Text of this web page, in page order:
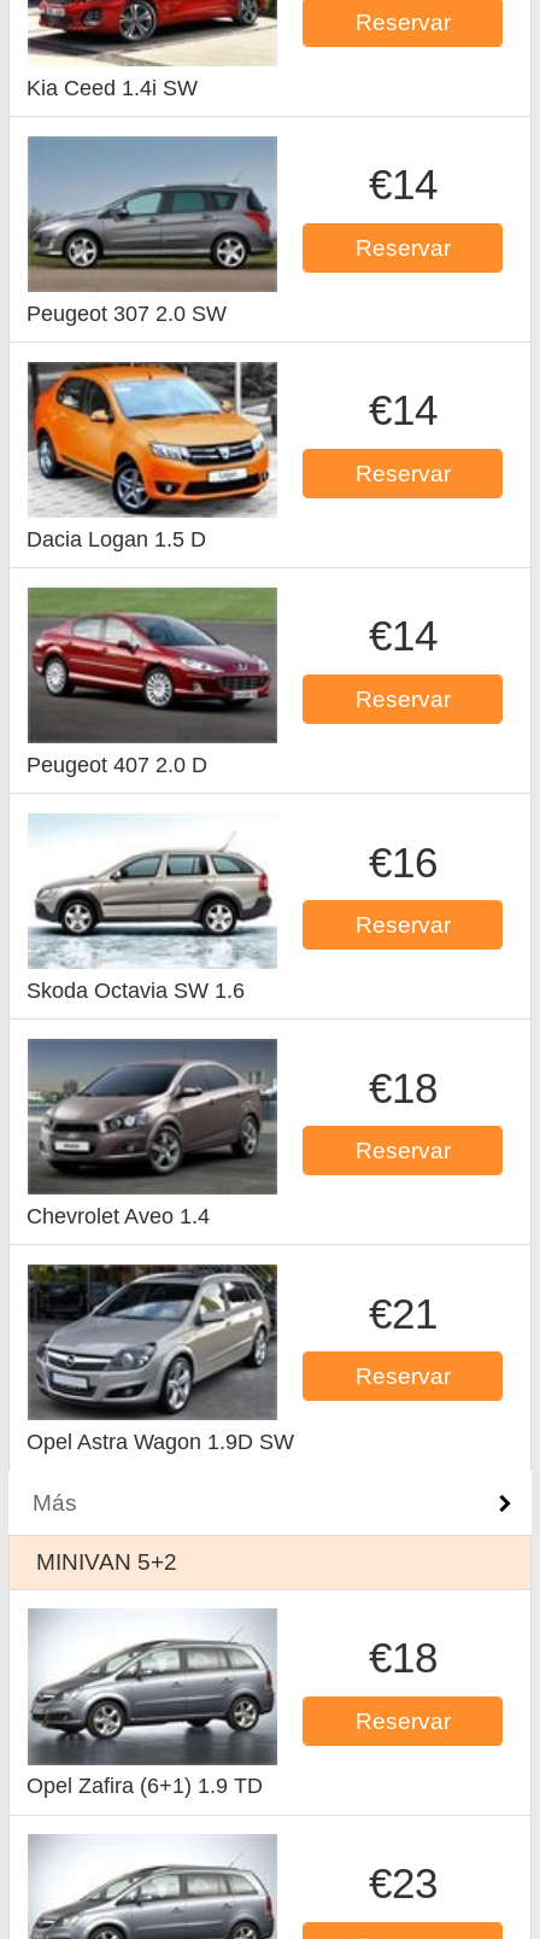
Reservar
Kia Ceed 1.4i SW
€14
Reservar
Peugeot 307 2.0 SW
€14
Reservar
Dacia Logan 1.5 D
€14
Reservar
Peugeot 407 2.0 D
€16
Reservar
Skoda Octavia SW 1.6
€18
Reservar
Chevrolet Aveo 1.4
€21
Reservar
Opel Astra Wagon 1.9D SW
Más
MINIVAN 5+2
€18
Reservar
Opel Zafira (6+1) 1.9 TD
€23